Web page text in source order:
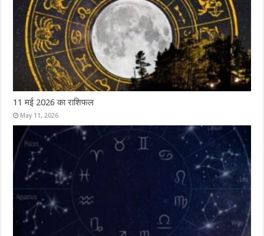
11 मई 2026 का राशिफल
May 11, 2026